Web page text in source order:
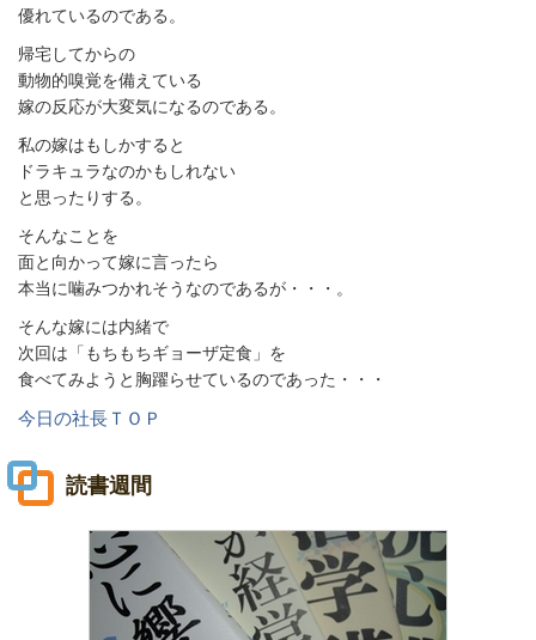
優れているのである。
帰宅してからの
動物的嗅覚を備えている
嫁の反応が大変気になるのである。
私の嫁はもしかすると
ドラキュラなのかもしれない
と思ったりする。
そんなことを
面と向かって嫁に言ったら
本当に噛みつかれそうなのであるが・・・。
そんな嫁には内緒で
次回は「もちもちギョーザ定食」を
食べてみようと胸躍らせているのであった・・・
今日の社長ＴＯＰ
読書週間